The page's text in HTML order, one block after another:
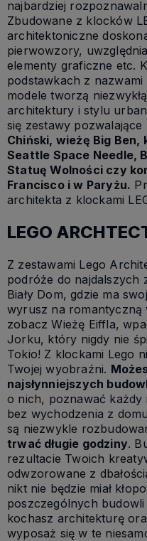
najbardziej
Zbudowane z klocków
architektoniczne
pierwowzory,
elementy graficzne etc.
podstawkach z
modele tworzą
architektury i stylu
się zestawy pozwalające
Chiński, wieżę Big Ben,
Seattle Space Needle,
Statuę Wolności czy
Francisco i w Paryżu.
architekta z klockami
LEGO
Z zestawami Lego
podróże do najdalszych
Biały Dom, gdzie ma
wyrusz na romantyczną
zobacz Wieżę Eiffla,
Jorku, który nigdy nie
Tokio! Z klockami Lego
Twojej wyobraźni.
najsłynniejszych
o nich, poznawać każdy
bez wychodzenia z
są niezwykle
trwać długie godziny.
rezultacie Twoich
odwzorowane z
nikt nie będzie miał
poszczególnych
kochasz architekturę
wyposaż się w te